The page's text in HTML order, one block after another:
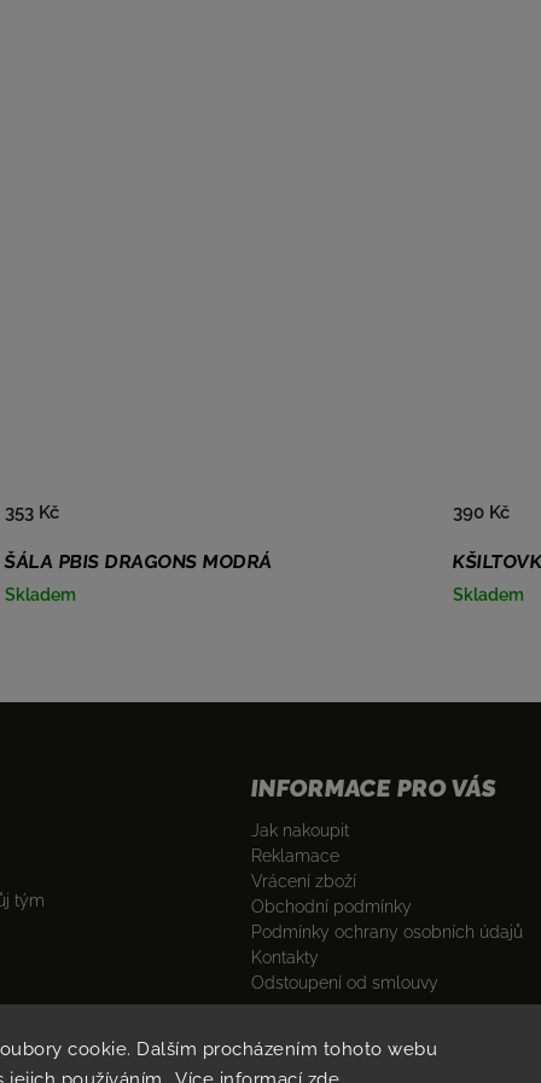
cookie. Dalším procházením tohoto webu
ŠÁLA PBIS DRAGONS MODRÁ
Skladem
353 Kč
Skladem
390 Kč
tým
INFORMACE PRO VÁS
Jak nakoupit
Reklamace
Vrácení zboží
Obchodní podmínky
Podmínky ochrany osobních údajů
Kontakty
Odstoupení od smlouvy